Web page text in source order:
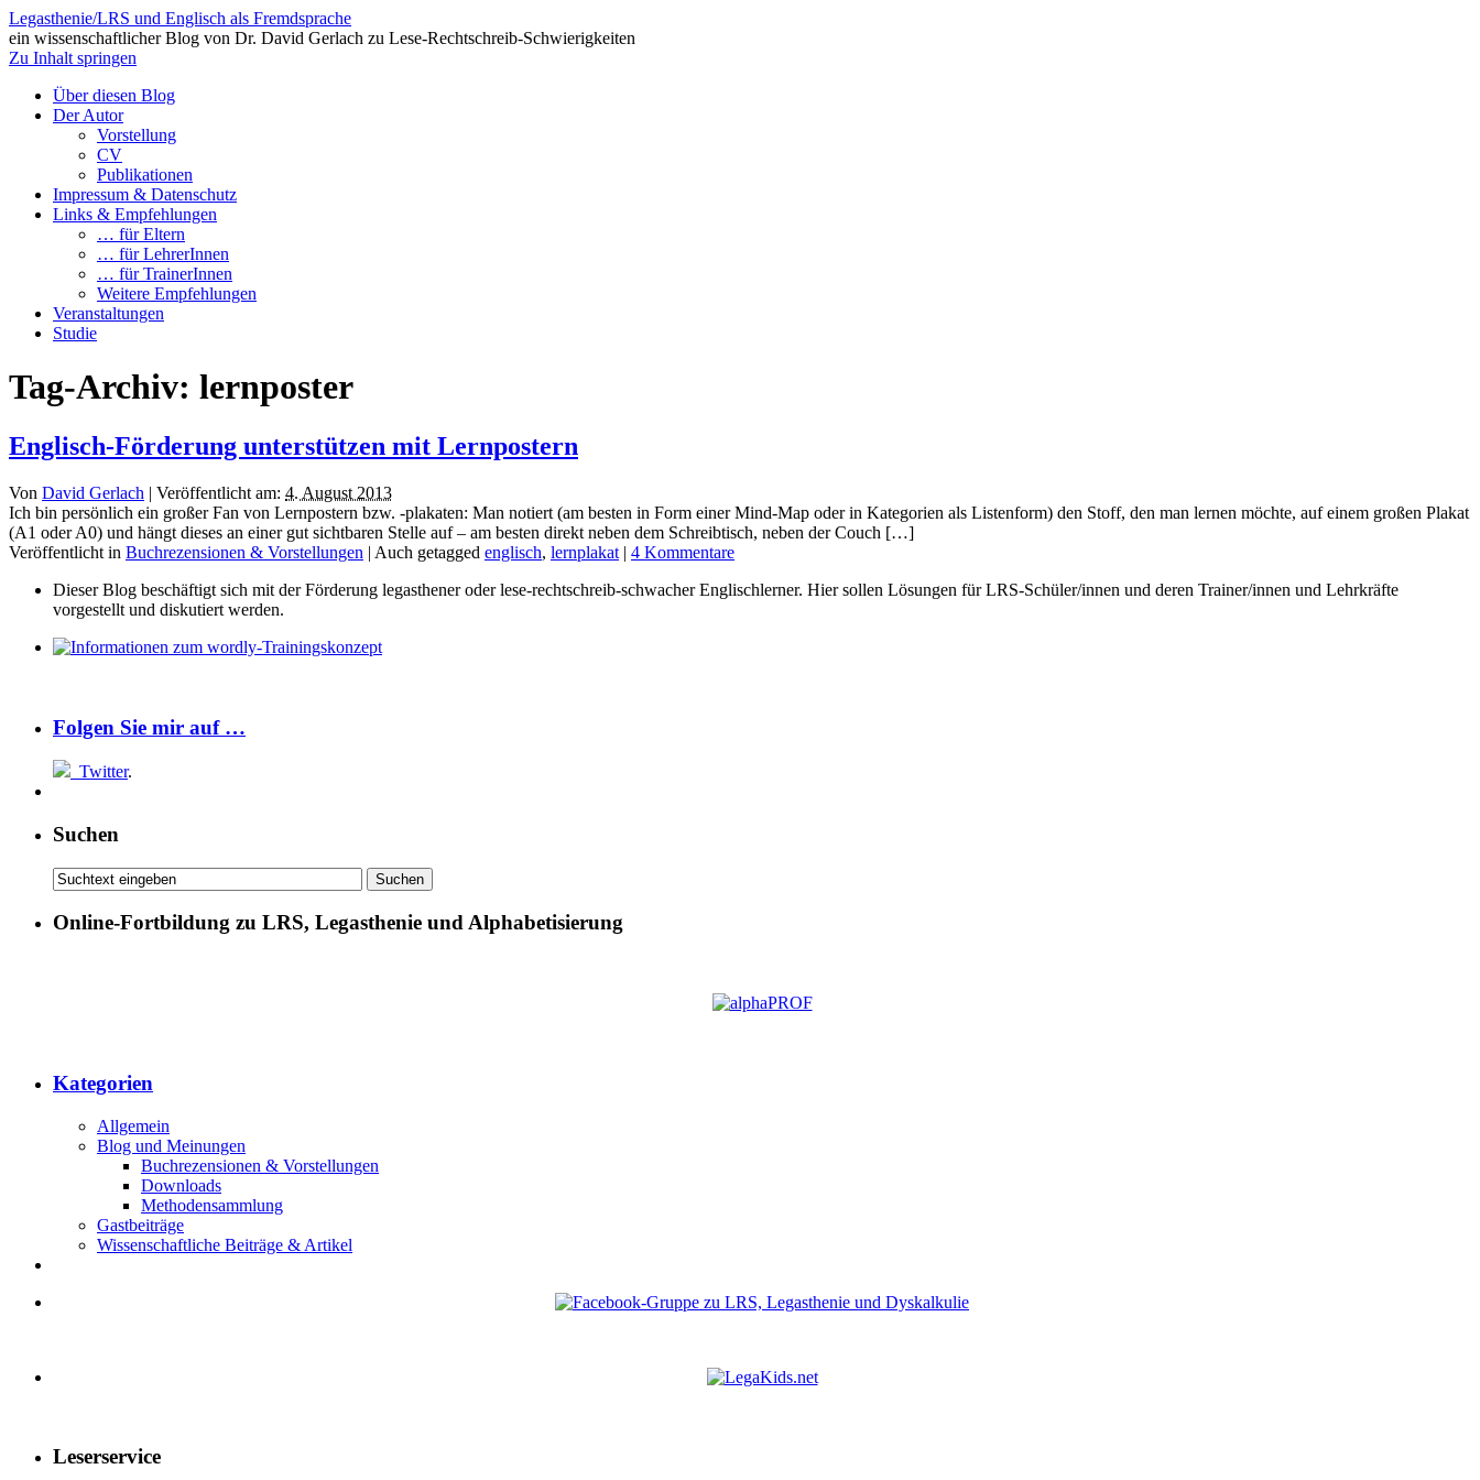
Legasthenie/LRS und Englisch als Fremdsprache
ein wissenschaftlicher Blog von Dr. David Gerlach zu Lese-Rechtschreib-Schwierigkeiten
Zu Inhalt springen
Über diesen Blog
Der Autor
Vorstellung
CV
Publikationen
Impressum & Datenschutz
Links & Empfehlungen
… für Eltern
… für LehrerInnen
… für TrainerInnen
Weitere Empfehlungen
Veranstaltungen
Studie
Tag-Archiv: lernposter
Englisch-Förderung unterstützen mit Lernpostern
Von David Gerlach | Veröffentlicht am: 4. August 2013
Ich bin persönlich ein großer Fan von Lernpostern bzw. -plakaten: Man notiert (am besten in Form einer Mind-Map oder in Kategorien als Listenform) den Stoff, den man lernen möchte, auf einem großen Plakat
(A1 oder A0) und hängt dieses an einer gut sichtbaren Stelle auf – am besten direkt neben dem Schreibtisch, neben der Couch […]
Veröffentlicht in Buchrezensionen & Vorstellungen | Auch getagged englisch, lernplakat | 4 Kommentare
Dieser Blog beschäftigt sich mit der Förderung legasthener oder lese-rechtschreib-schwacher Englischlerner. Hier sollen Lösungen für LRS-Schüler/innen und deren Trainer/innen und Lehrkräfte
vorgestellt und diskutiert werden.
Folgen Sie mir auf …
Twitter.
Suchen
Online-Fortbildung zu LRS, Legasthenie und Alphabetisierung
Kategorien
Allgemein
Blog und Meinungen
Buchrezensionen & Vorstellungen
Downloads
Methodensammlung
Gastbeiträge
Wissenschaftliche Beiträge & Artikel
Leserservice